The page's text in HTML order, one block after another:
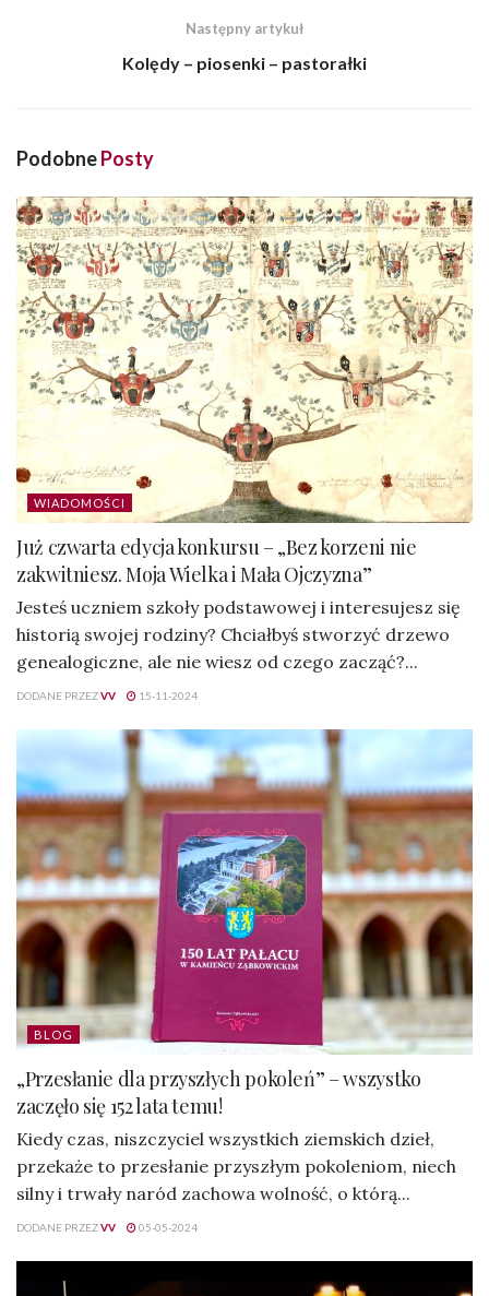
Następny artykuł
Kolędy – piosenki – pastorałki
PodobnePosty
WIADOMOŚCI
Już czwarta edycja konkursu – „Bez korzeni nie
zakwitniesz. Moja Wielka i Mała Ojczyzna”
Jesteś uczniem szkoły podstawowej i interesujesz się
historią swojej rodziny? Chciałbyś stworzyć drzewo
genealogiczne, ale nie wiesz od czego zacząć?...
DODANE PRZEZVV 15-11-2024
BLOG
„Przesłanie dla przyszłych pokoleń” – wszystko
zaczęło się 152 lata temu!
Kiedy czas, niszczyciel wszystkich ziemskich dzieł,
przekaże to przesłanie przyszłym pokoleniom, niech
silny i trwały naród zachowa wolność, o którą...
DODANE PRZEZVV 05-05-2024